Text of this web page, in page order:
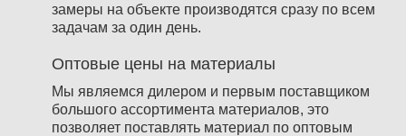
замеры на объекте производятся сразу по всем
задачам за один день.
Оптовые цены на материалы
Мы являемся дилером и первым поставщиком
большого ассортимента материалов, это
позволяет поставлять материал по оптовым